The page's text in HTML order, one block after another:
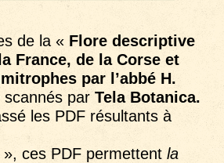
de la « Flore descriptive
France, de la Corse et
par l’abbé H.
scannés parTela Botanica.
les PDF résultants à
», ces PDF permettentla